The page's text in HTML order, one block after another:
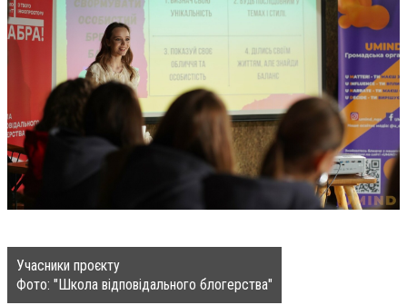
Учасники проєкту
Фото: "Школа відповідального блогерства"